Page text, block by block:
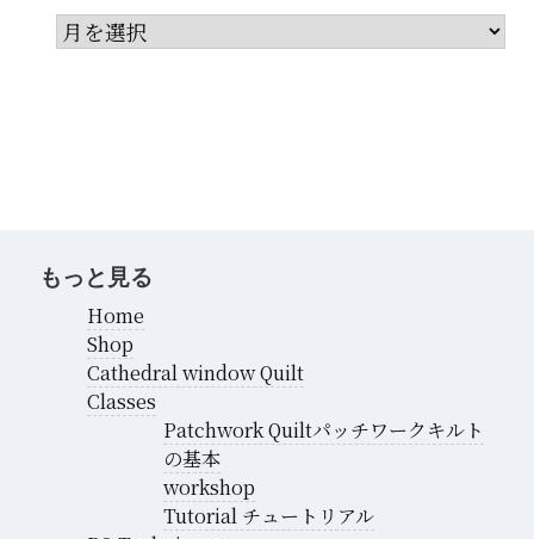
ア
ー
もっと見る
Home
Shop
Cathedral window Quilt
Classes
Patchwork Quiltパッチワークキルト
の基本
workshop
Tutorial チュートリアル